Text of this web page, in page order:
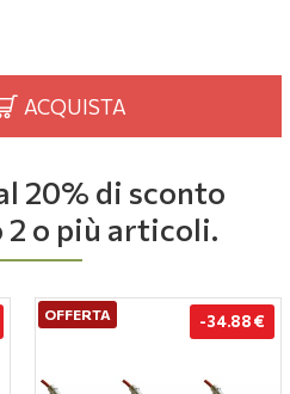
ACQUISTA
20% di sconto
2 o più articoli.
OFFERTA -34.88 €